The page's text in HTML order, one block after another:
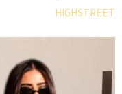
HIGHSTREET